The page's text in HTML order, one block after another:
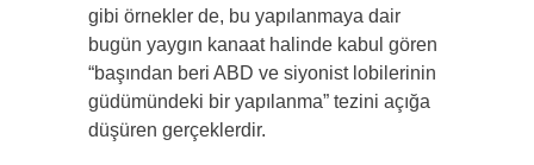
gibi örnekler de, bu yapılanmaya dair
bugün yaygın kanaat halinde kabul gören
“başından beri ABD ve siyonist lobilerinin
güdümündeki bir yapılanma” tezini açığa
düşüren gerçeklerdir.